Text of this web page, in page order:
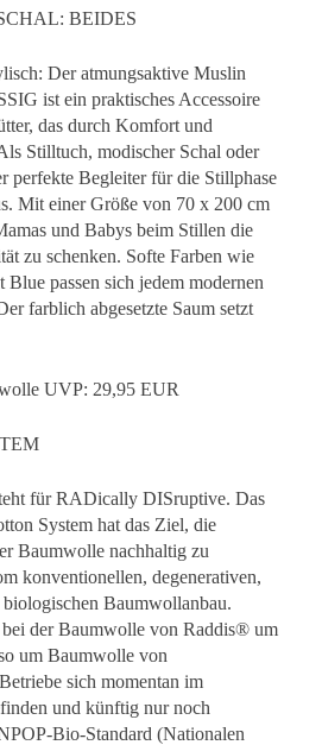
BEIDES
Der atmungsaktive Muslin
ist ein praktisches Accessoire
das durch Komfort und
Stilltuch, modischer Schal oder
perfekte Begleiter für die Stillphase
Mit einer Größe von 70 x 200 cm
und Babys beim Stillen die
zu schenken. Softe Farben wie
passen sich jedem modernen
farblich abgesetzte Saum setzt
UVP: 29,95 EUR
für RADically DISruptive. Das
System hat das Ziel, die
Baumwolle nachhaltig zu
konventionellen, degenerativen,
Baumwollanbau.
der Baumwolle von Raddis® um
um Baumwolle von
sich momentan im
und künftig nur noch
Bio-Standard (Nationalen